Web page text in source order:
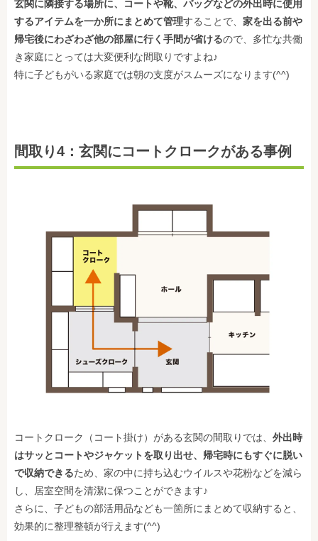
玄関に隣接する場所に、コートや靴、バッグなどの外出時に使用
するアイテムを一か所にまとめて管理することで、 家を出る前や
帰宅後にわざわざ他の部屋に行く手間が省けるので、多忙な共働
き家庭にとっては大変便利な間取りですよね♪
特に子どもがいる家庭では朝の支度がスムーズになります(^^)
間取り4：玄関にコートクロークがある事例
コートクローク（コート掛け）がある玄関の間取りでは、 外出時
はサッとコートやジャケットを取り出せ、帰宅時にもすぐに脱い
で収納できるため、家の中に持ち込むウイルスや花粉などを減ら
し、居室空間を清潔に保つことができます♪
さらに、子どもの部活用品なども一箇所にまとめて収納すると、
効果的に整理整頓が行えます(^^)